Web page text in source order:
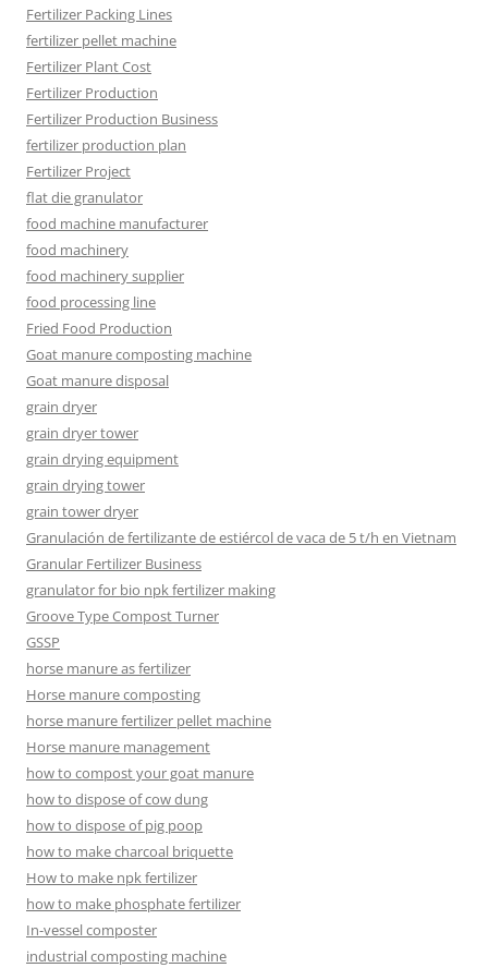
Fertilizer Packing Lines
fertilizer pellet machine
Fertilizer Plant Cost
Fertilizer Production
Fertilizer Production Business
fertilizer production plan
Fertilizer Project
flat die granulator
food machine manufacturer
food machinery
food machinery supplier
food processing line
Fried Food Production
Goat manure composting machine
Goat manure disposal
grain dryer
grain dryer tower
grain drying equipment
grain drying tower
grain tower dryer
Granulación de fertilizante de estiércol de vaca de 5 t/h en Vietnam
Granular Fertilizer Business
granulator for bio npk fertilizer making
Groove Type Compost Turner
GSSP
horse manure as fertilizer
Horse manure composting
horse manure fertilizer pellet machine
Horse manure management
how to compost your goat manure
how to dispose of cow dung
how to dispose of pig poop
how to make charcoal briquette
How to make npk fertilizer
how to make phosphate fertilizer
In-vessel composter
industrial composting machine